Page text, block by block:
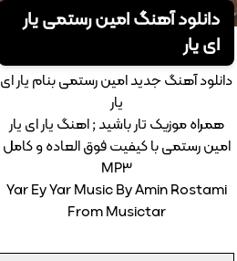
دانلود آهنگ امین رستمی یار
ای یار
دانلود آهنگ جدید امین رستمی بنام یار ای
یار
همراه موزیک تار باشید ; اهنگ یار ای یار
امین رستمی با کیفیت فوق العاده و کامل
MP3
Yar Ey Yar Music By Amin Rostami
From Musictar